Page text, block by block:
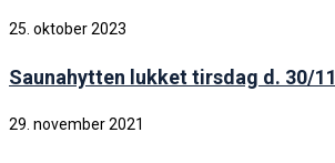
25. oktober 2023
Saunahytten lukket tirsdag d. 30/11
29. november 2021